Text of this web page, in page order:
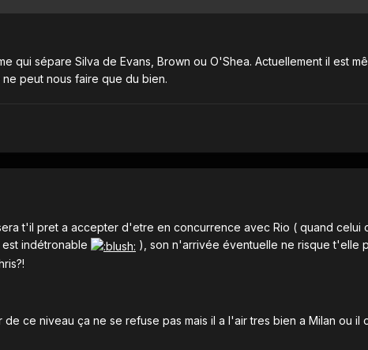
qui sépare Silva de Evans, Brown ou O'Shea. Actuellement il est
peut nous faire que du bien.
t'il pret a accepter d'etre en concurrence avec Rio ( quand celui
indétronable
), son n'arrivée éventuelle ne risque t'elle
ce niveau ça ne se refuse pas mais il a l'air tres bien a Milan ou il